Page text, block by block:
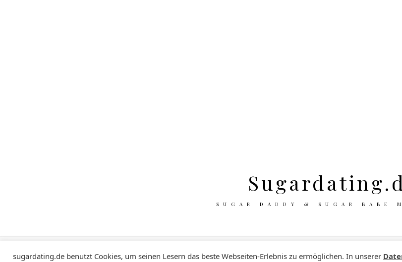
SUGAR DADDY & SUGAR BABE
Impressum Datenschutzerklärung
sugardating.de benutzt Cookies, um seinen Lesern das beste Webseiten-Erlebnis zu ermöglichen. In unserer